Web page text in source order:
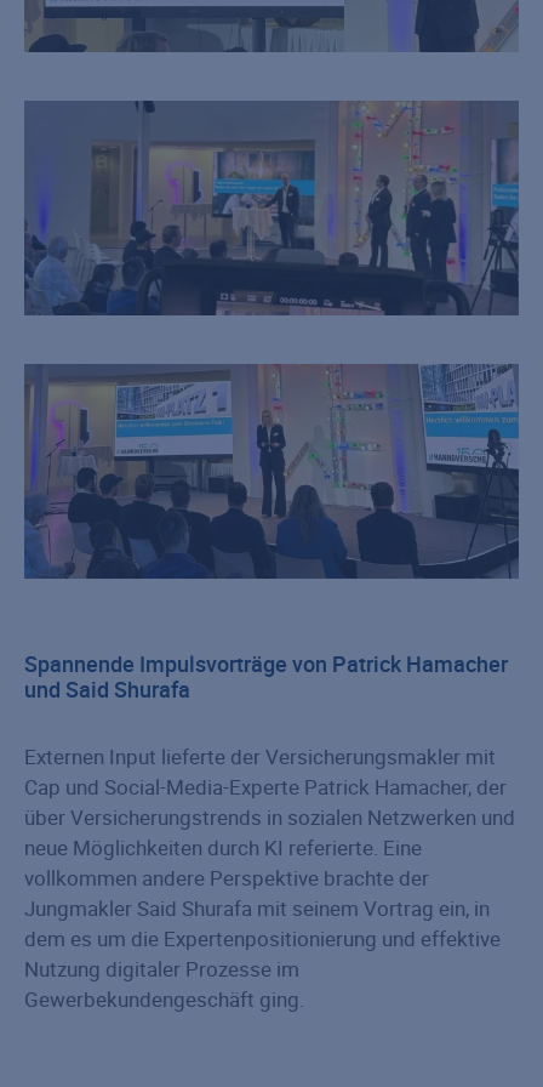
Spannende Impulsvorträge von Patrick Hamacher
und Said Shurafa
Externen Input lieferte der Versicherungsmakler mit
Cap und Social-Media-Experte Patrick Hamacher, der
über Versicherungstrends in sozialen Netzwerken und
neue Möglichkeiten durch KI referierte. Eine
vollkommen andere Perspektive brachte der
Jungmakler Said Shurafa mit seinem Vortrag ein, in
dem es um die Expertenpositionierung und effektive
Nutzung digitaler Prozesse im
Gewerbekundengeschäft ging.